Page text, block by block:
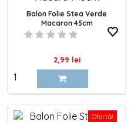
Balon Folie Stea Verde
Macaron 45cm
Pret
2,99 lei
Ofertă!